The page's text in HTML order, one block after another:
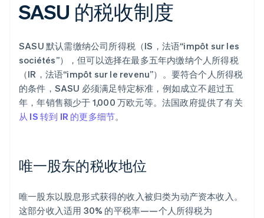
SASU 的税收制度
SASU 默认需缴纳公司所得税（IS，法语“impôt sur les
sociétés”），但可以选择在最多五年内缴纳个人所得税
（IR，法语“impôt sur le revenu”）。要符合个人所得税
的条件，SASU 必须满足特定标准，例如成立不超过五
年，年销售额少于 1,000 万欧元等。法国政府提供了有关
从 IS 转到 IR 的更多细节。
唯一股东的税收地位
唯一股东以股息形式获得的收入被归类为动产资本收入。
这部分收入适用 30% 的平税率——个人所得税为